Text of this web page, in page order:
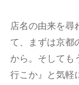
店名の由来を尋
て、まずは京都
から。そしても
行こか』と気軽